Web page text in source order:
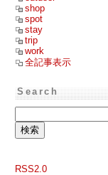
shop
spot
stay
trip
work
全記事表示
Search
RSS2.0